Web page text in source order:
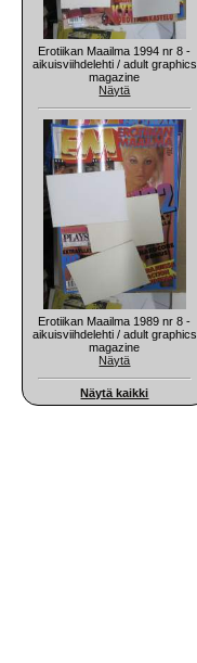
Erotiikan Maailma 1994 nr 8 -
aikuisviihdelehti / adult graphics
magazine
Näytä
Erotiikan Maailma 1989 nr 8 -
aikuisviihdelehti / adult graphics
magazine
Näytä
Näytä kaikki